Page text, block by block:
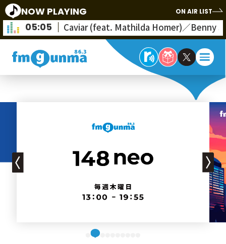
NOW PLAYING ON AIR LIST
05:05 Caviar (feat. Mathilda Homer)／Benny